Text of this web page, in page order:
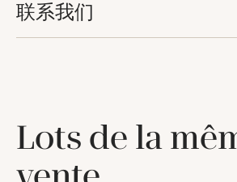
联系我们
Lots de la